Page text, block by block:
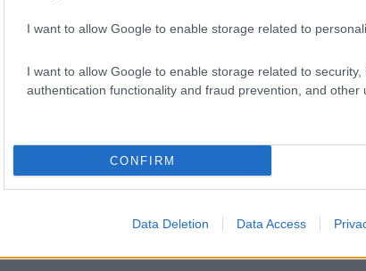
I want to allow Google to enable storage related to
I want to allow Google to enable storage related to security,
authentication functionality and fraud prevention, and other
CONFIRM
Data Deletion Data Access
Aκολουθήστε μας
παντού…